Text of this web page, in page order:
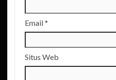
Email*
Situs Web